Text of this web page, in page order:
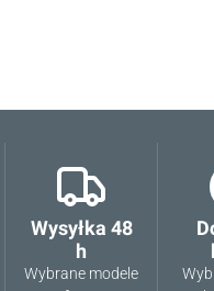
Wysyłka 48
h
Wybrane modele